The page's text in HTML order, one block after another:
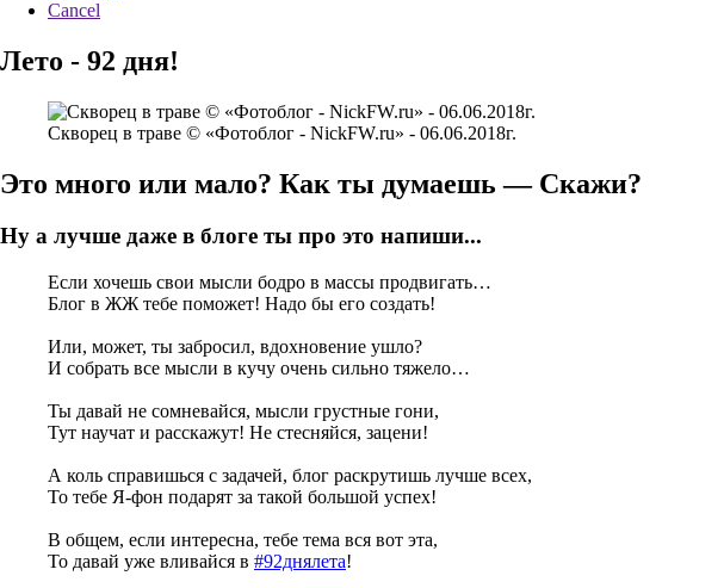
Cancel
Лето - 92 дня!
Скворец в траве © «Фотоблог - NickFW.ru» - 06.06.2018г.
Это много или мало? Как ты думаешь — Скажи?
Ну а лучше даже в блоге ты про это напиши...
Если хочешь свои мысли бодро в массы продвигать…
Блог в ЖЖ тебе поможет! Надо бы его создать!
Или, может, ты забросил, вдохновение ушло?
И собрать все мысли в кучу очень сильно тяжело…
Ты давай не сомневайся, мысли грустные гони,
Тут научат и расскажут! Не стесняйся, зацени!
А коль справишься с задачей, блог раскрутишь лучше всех,
То тебе Я-фон подарят за такой большой успех!
В общем, если интересна, тебе тема вся вот эта,
То давай уже вливайся в #92днялета!